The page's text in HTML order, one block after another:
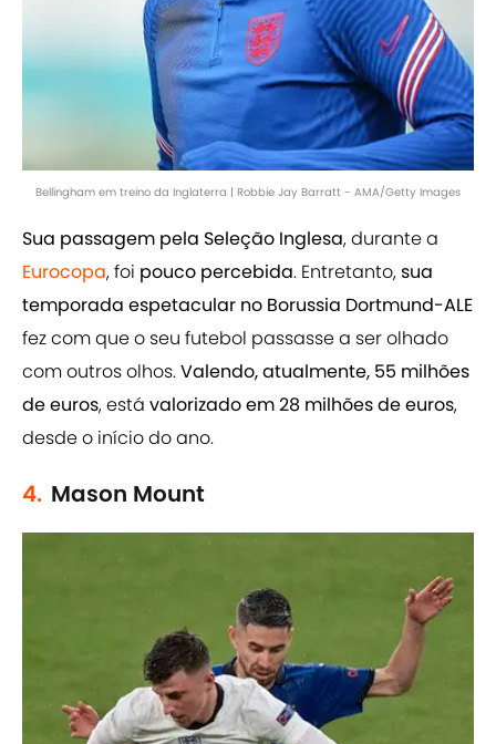
Bellingham em treino da Inglaterra | Robbie Jay Barratt - AMA/Getty Images
Sua passagem pela Seleção Inglesa, durante a
Eurocopa, foi pouco percebida. Entretanto,sua
temporada espetacular no Borussia Dortmund-ALE
fez com que o seu futebol passasse a ser olhado
com outros olhos.Valendo, atualmente, 55 milhões
de euros, está valorizado em 28 milhões de euros,
desde o início do ano.
4. Mason Mount